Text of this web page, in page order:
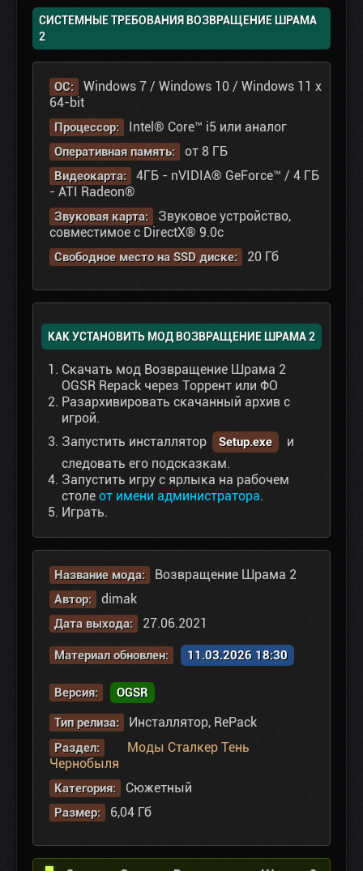
СИСТЕМНЫЕ ТРЕБОВАНИЯ ВОЗВРАЩЕНИЕ ШРАМА
2
ОС:
Windows 7 / Windows 10 / Windows 11 х
64-bit
Процессор: Intel® Core™ i5 или аналог
Оперативная память: от 8 ГБ
Видеокарта:
4ГБ - nVIDIA® GeForce™ / 4 ГБ
- ATI Radeon®
Звуковая карта:
Звуковое устройство,
совместимое с DirectX® 9.0с
Свободное место на SSD диске: 20 Гб
КАК УСТАНОВИТЬ МОД ВОЗВРАЩЕНИЕ ШРАМА 2
Скачать мод Возвращение Шрама 2
OGSR Repack через Торрент или ФО
Разархивировать скачанный архив с
игрой.
Запустить инсталлятор
Setup.exe
и
следовать его подсказкам.
Запустить игру с ярлыка на рабочем
столе от имени администратора.
Играть.
Название мода: Возвращение Шрама 2
Автор: dimak
Дата выхода: 27.06.2021
Материал обновлен: 11.03.2026 18:30
Версия: OGSR
Тип релиза: Инсталлятор, RePack
Раздел:
Моды Сталкер Тень
Чернобыля
Категория: Сюжетный
Размер: 6,04 Гб